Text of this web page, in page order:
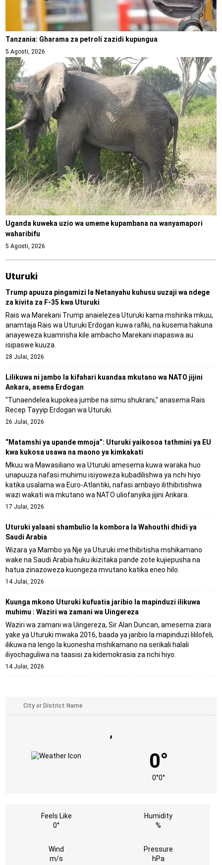
Tanzania: Gharama za petroli zazidi kupungua
5 Agosti, 2026
Uganda kuweka uzio wa umeme kupambana na wanyamapori
waharibifu
5 Agosti, 2026
Uturuki
Trump apuuza pingamizi la Netanyahu kuhusu uuzaji wa ndege
za kivita za F-35 kwa Uturuki
Rais wa Marekani Trump anaielezea Uturuki kama mshirika mkuu,
anamtaja Rais wa Uturuki Erdogan kuwa rafiki, na kusema hakuna
anayeweza kuamrisha kile ambacho Marekani inapaswa au
isipaswe kuuza.
28 Julai, 2026
Lilikuwa ni jambo la kifahari kuandaa mkutano wa NATO jijini
Ankara, asema Erdogan
"Tunaendelea kupokea jumbe na simu shukrani," anasema Rais
Recep Tayyip Erdogan wa Uturuki.
26 Julai, 2026
“Matamshi ya upande mmoja”: Uturuki yaikosoa tathmini ya EU
kwa kukosa usawa na maono ya kimkakati
Mkuu wa Mawasiliano wa Uturuki amesema kuwa waraka huo
unapuuza nafasi muhimu isiyoweza kubadilishwa ya nchi hiyo
katika usalama wa Euro-Atlantiki, nafasi ambayo ilithibitishwa
wazi wakati wa mkutano wa NATO uliofanyika jijini Ankara.
17 Julai, 2026
Uturuki yalaani shambulio la kombora la Wahouthi dhidi ya
Saudi Arabia
Wizara ya Mambo ya Nje ya Uturuki imethibitisha mshikamano
wake na Saudi Arabia huku ikizitaka pande zote kujiepusha na
hatua zinazoweza kuongeza mvutano katika eneo hilo.
14 Julai, 2026
Kuunga mkono Uturuki kufuatia jaribio la mapinduzi ilikuwa
muhimu : Waziri wa zamani wa Uingereza
Waziri wa zamani wa Uingereza, Sir Alan Duncan, amesema ziara
yake ya Uturuki mwaka 2016, baada ya jaribio la mapinduzi lililofeli,
ilikuwa na lengo la kuonesha mshikamano na serikali halali
iliyochaguliwa na taasisi za kidemokrasia za nchi hiyo.
14 Julai, 2026
,
0°
0°0°
Feels Like
0°
Humidity
%
Wind
m/s
Pressure
hPa